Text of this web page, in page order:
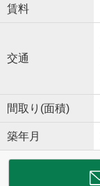
賃料
交通
間取り(面積)
築年月